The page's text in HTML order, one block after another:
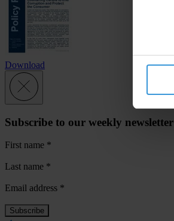
Download
Subscribe to our weekly newsletter
First name *
Last name *
Email address *